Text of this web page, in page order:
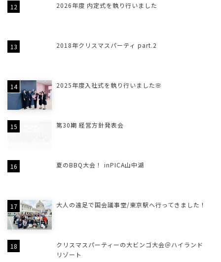
2026年度 内定式を執り行いました
2018年クリスマスパーティ part.2
2025年度入社式を執り行いました🌸
第30期 経営方針発表会
夏のBBQ大会！ inPICA山中湖
大人の遠足で国会議事堂/東京駅へ行ってきました！
クリスマスパーティーの大ビンゴ大会＠ハイランド
リゾート